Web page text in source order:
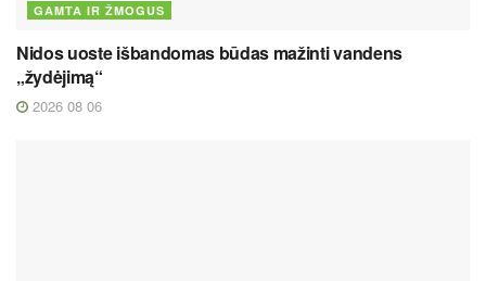
GAMTA IR ŽMOGUS
Nidos uoste išbandomas būdas mažinti vandens
„žydėjimą“
2026 08 06